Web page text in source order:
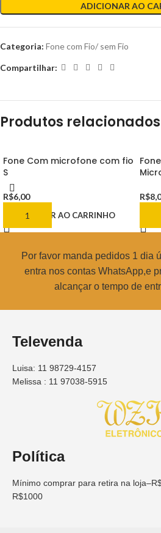
ADICIONAR AO
Categoria: Fone com Fio/ sem Fio
Compartilhar:
Produtos relacionados
Fone Com microfone com fio
S
R$6,00
ADICIONAR AO CARRINHO
R$
Por favor manda pedidos 1 dia
entra nos contas WhatsApp,e
alcançar o tempo de
Televenda
Luisa: 11 98729-4157
Melissa : 11 97038-5915
Política
Mínimo comprar para retira na
R$1000